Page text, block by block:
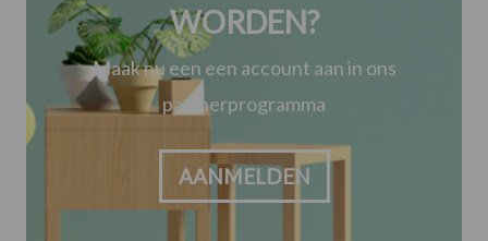
WORDEN?
Maak nu een een account aan in ons
partnerprogramma
AANMELDEN